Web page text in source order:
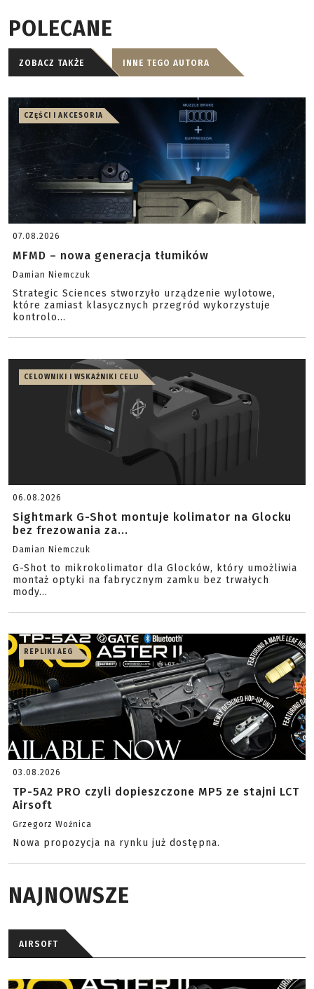
POLECANE
ZOBACZ TAKŻE INNE TEGO AUTORA
CZĘŚCI I AKCESORIA
07.08.2026
MFMD – nowa generacja tłumików
Damian Niemczuk
Strategic Sciences stworzyło urządzenie wylotowe,
które zamiast klasycznych przegród wykorzystuje
kontrolo...
CELOWNIKI I WSKAŹNIKI CELU
06.08.2026
Sightmark G-Shot montuje kolimator na Glocku
bez frezowania za...
Damian Niemczuk
G-Shot to mikrokolimator dla Glocków, który umożliwia
montaż optyki na fabrycznym zamku bez trwałych
mody...
REPLIKI AEG
03.08.2026
TP-5A2 PRO czyli dopieszczone MP5 ze stajni LCT
Airsoft
Grzegorz Woźnica
Nowa propozycja na rynku już dostępna.
NAJNOWSZE
AIRSOFT